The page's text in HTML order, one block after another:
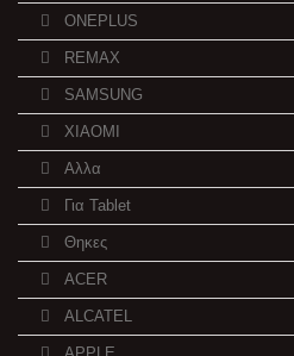
ONEPLUS
REMAX
SAMSUNG
XIAOMI
Αλλα
Για Tablet
Θηκες
ACER
ALCATEL